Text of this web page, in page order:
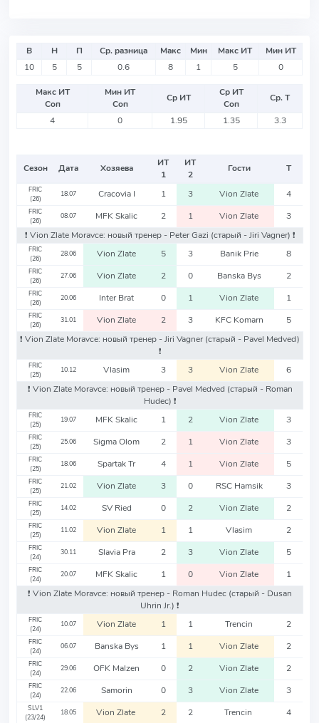
В Н П Ср. разница Макс Мин Макс ИТ
Мин ИТ
10
5 5 0.6 8 1 5 0
Макс ИТ
Соп
Мин ИТ
Соп
Ср ИТ
Ср ИТ
Соп
Ср. Т
4
0 1.95 1.35 3.3
Сезон Дата Хозяева
ИТ
1
ИТ
2
Гости Т
FRIC
(26)
18.07 Cracovia I 1 3 Vion Zlate 4
FRIC
(26)
08.07 MFK Skalic 2 1 Vion Zlate
3
❗️ Vion Zlate Moravce: новый тренер - Peter Gazi (старый - Jiri Vagner) ❗️
FRIC
(26)
28.06 Vion Zlate 5 3 Banik Prie 8
FRIC
(26)
27.06 Vion Zlate 2 0 Banska Bys 2
FRIC
(26)
20.06 Inter Brat 0 1 Vion Zlate 1
FRIC
(26)
31.01 Vion Zlate 2 3 KFC Komarn
5
❗️ Vion Zlate Moravce: новый тренер - Jiri Vagner(старый - Pavel Medved)
❗️
FRIC
(25)
10.12 Vlasim 3 3 Vion Zlate
6
❗️ Vion Zlate Moravce: новый тренер - Pavel Medved (старый - Roman
Hudec) ❗️
FRIC
(25)
19.07 MFK Skalic 1 2 Vion Zlate 3
FRIC
(25)
25.06 Sigma Olom 2 1 Vion Zlate 3
FRIC
(25)
18.06 Spartak Tr 4 1 Vion Zlate 5
FRIC
(25)
21.02 Vion Zlate 3 0 RSC Hamsik 3
FRIC
(25)
14.02 SV Ried 0 2 Vion Zlate 2
FRIC
(25)
11.02 Vion Zlate 1 1 Vlasim 2
FRIC
(24)
30.11 Slavia Pra 2 3 Vion Zlate 5
FRIC
(24)
20.07 MFK Skalic 1 0 Vion Zlate
1
❗️ Vion Zlate Moravce: новый тренер - Roman Hudec (старый - Dusan
Uhrin Jr.) ❗️
FRIC
(24)
10.07 Vion Zlate 1 1 Trencin 2
FRIC
(24)
06.07 Banska Bys 1 1 Vion Zlate 2
FRIC
(24)
29.06 OFK Malzen 0 2 Vion Zlate 2
FRIC
(24)
22.06 Samorin 0 3 Vion Zlate 3
SLV1
(23/24)
18.05 Vion Zlate 2 2 Trencin 4